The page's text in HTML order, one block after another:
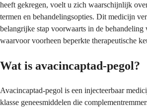
heeft gekregen, voelt u zich waarschijnlijk
termen en behandelingsopties. Dit medicijn
belangrijke stap voorwaarts in de behandeling
waarvoor voorheen beperkte therapeutische
Wat is avacincaptad-pegol?
Avacincaptad-pegol is een injecteerbaar
klasse geneesmiddelen die